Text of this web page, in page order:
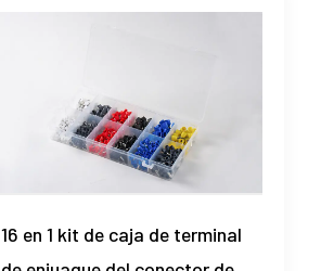
16 en 1 kit de caja de terminal